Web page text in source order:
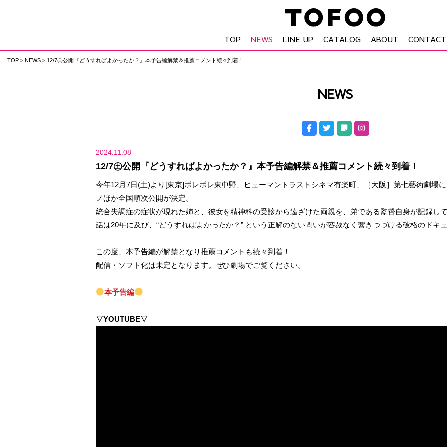
TOP NEWS LINE UP CATALOG ABOUT CONTACT
TOP > NEWS > 12/7㊏公開『どうすればよかったか？』本予告編解禁＆推薦コメント続々到着！
NEWS
2024.11.08
12/7㊏公開『どうすればよかったか？』本予告編解禁＆推薦コメント続々到着！
今年12月7日(土)より[東京]ポレポレ東中野、ヒューマントラストシネマ有楽町、［大阪］第七藝術劇場
ノほか全国順次公開が決定。
統合失調症の症状が現れた姉と、彼女を精神科の受診から遠ざけた両親を、弟である監督自身が記録し
話は20年に及び、“どうすればよかったか？” という正解のない問いが容赦なく響きつづける破格のドキ
この度、本予告編が解禁となり推薦コメントも続々到着！
配信・ソフト化は未定となります。ぜひ劇場でご覧ください。
本予告編
▽YOUTUBE▽